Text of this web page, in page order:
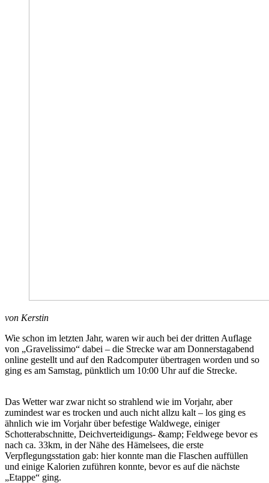
von Kerstin
Wie schon im letzten Jahr, waren wir auch bei der dritten Auflage
von „Gravelissimo“ dabei – die Strecke war am Donnerstagabend
online gestellt und auf den Radcomputer übertragen worden und so
ging es am Samstag, pünktlich um 10:00 Uhr auf die Strecke.
Das Wetter war zwar nicht so strahlend wie im Vorjahr, aber
zumindest war es trocken und auch nicht allzu kalt – los ging es
ähnlich wie im Vorjahr über befestige Waldwege, einiger
Schotterabschnitte, Deichverteidigungs- &amp; Feldwege bevor es
nach ca. 33km, in der Nähe des Hämelsees, die erste
Verpflegungsstation gab: hier konnte man die Flaschen auffüllen
und einige Kalorien zuführen konnte, bevor es auf die nächste
„Etappe“ ging.